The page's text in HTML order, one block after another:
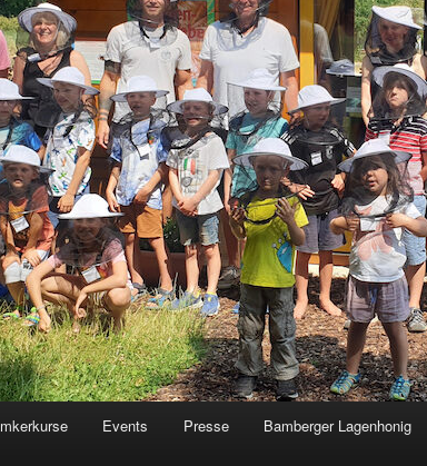
Events Presse Bamberger Lagenhonig